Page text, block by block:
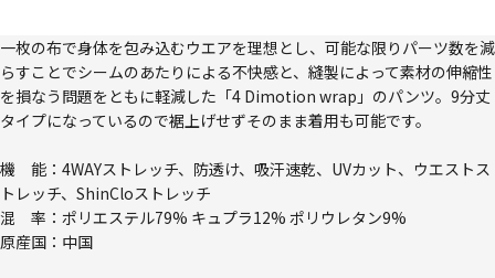
一枚の布で身体を包み込むウエアを理想とし、可能な限りパーツ数を減
らすことでシームのあたりによる不快感と、縫製によって素材の伸縮性
を損なう問題をともに軽減した「4 Dimotion wrap」のパンツ。9分丈
タイプになっているので裾上げせずそのまま着用も可能です。
機 能：4WAYストレッチ、防透け、吸汗速乾、UVカット、ウエストス
トレッチ、ShinCloストレッチ
混 率：ポリエステル79% キュプラ12% ポリウレタン9%
原産国：中国